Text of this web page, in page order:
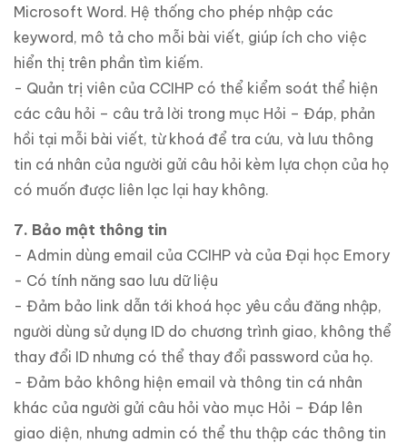
Microsoft Word. Hệ thống cho phép nhập các
keyword, mô tả cho mỗi bài viết, giúp ích cho việc
hiển thị trên phần tìm kiếm.
- Quản trị viên của CCIHP có thể kiểm soát thể hiện
các câu hỏi – câu trả lời trong mục Hỏi – Đáp, phản
hồi tại mỗi bài viết, từ khoá để tra cứu, và lưu thông
tin cá nhân của người gửi câu hỏi kèm lựa chọn của họ
có muốn được liên lạc lại hay không.
7. Bảo mật thông tin
- Admin dùng email của CCIHP và của Đại học Emory
- Có tính năng sao lưu dữ liệu
- Đảm bảo link dẫn tới khoá học yêu cầu đăng nhập,
người dùng sử dụng ID do chương trình giao, không thể
thay đổi ID nhưng có thể thay đổi password của họ.
- Đảm bảo không hiện email và thông tin cá nhân
khác của người gửi câu hỏi vào mục Hỏi – Đáp lên
giao diện, nhưng admin có thể thu thập các thông tin